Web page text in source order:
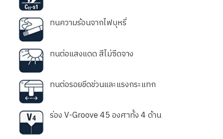
ทนความร้อนจากไฟบุหรี่
ทนต่อแสงแดด สีไม่ซีดจาง
ทนต่อรอยขีดข่วนและแรงกระแทก
ร่อง V-Groove 45 องศาทั้ง 4 ด้าน